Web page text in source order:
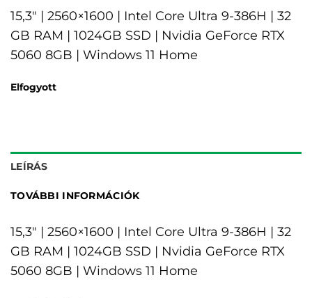
15,3″ | 2560×1600 | Intel Core Ultra 9-386H | 32
GB RAM | 1024GB SSD | Nvidia GeForce RTX
5060 8GB | Windows 11 Home
Elfogyott
LEÍRÁS
TOVÁBBI INFORMÁCIÓK
15,3" | 2560×1600 | Intel Core Ultra 9-386H | 32
GB RAM | 1024GB SSD | Nvidia GeForce RTX
5060 8GB | Windows 11 Home